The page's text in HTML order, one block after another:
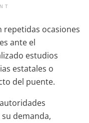
repetidas ocasiones
ante el
estudios
estatales o
del puente.
demanda,